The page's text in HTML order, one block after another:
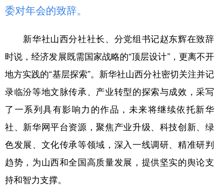
Deutsch Português
委对年会的致辞。
新华社山西分社社长、分党组书记赵东辉在致辞
时说，经济发展既需国家战略的“顶层设计”，更离不开
地方实践的“基层探索”。新华社山西分社密切关注并记
录临汾等地文脉传承、产业转型的探索与成效，采写
了一系列具有影响力的作品，未来将继续依托新华
社、新华网平台资源，聚焦产业升级、科技创新、绿
色发展、文化传承等领域，深入一线调研、精准研判
趋势，为山西和全国高质量发展，提供坚实的舆论支
持和智力支撑。